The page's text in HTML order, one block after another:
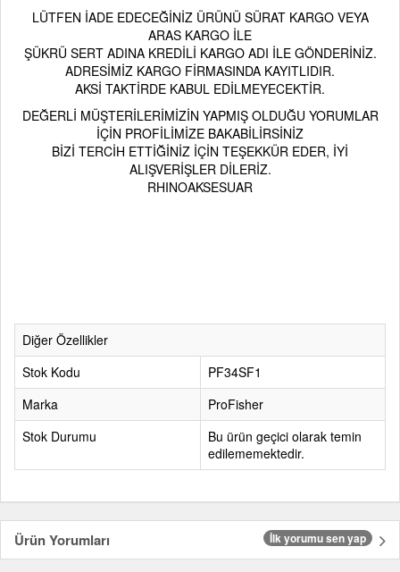
LÜTFEN İADE EDECEĞİNİZ ÜRÜNÜ SÜRAT KARGO VEYA
ARAS KARGO İLE
ŞÜKRÜ SERT ADINA KREDİLİ KARGO ADI İLE GÖNDERİNİZ.
ADRESİMİZ KARGO FİRMASINDA KAYITLIDIR.
AKSİ TAKTİRDE KABUL EDİLMEYECEKTİR.
DEĞERLİ MÜŞTERİLERİMİZİN YAPMIŞ OLDUĞU YORUMLAR
İÇİN PROFİLİMİZE BAKABİLİRSİNİZ
BİZİ TERCİH ETTİĞİNİZ İÇİN TEŞEKKÜR EDER, İYİ
ALIŞVERİŞLER DİLERİZ.
RHINOAKSESUAR
Diğer Özellikler
Stok Kodu
PF34SF1
Marka
ProFisher
Stok Durumu
Bu ürün geçici olarak temin
edilememektedir.
Ürün Yorumları İlk yorumu sen yap